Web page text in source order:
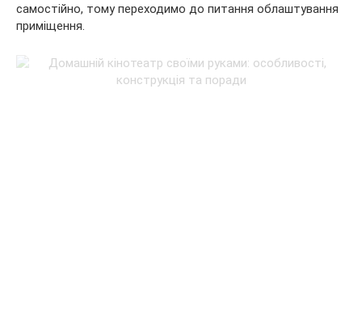
самостійно, тому переходимо до питання облаштування
приміщення.